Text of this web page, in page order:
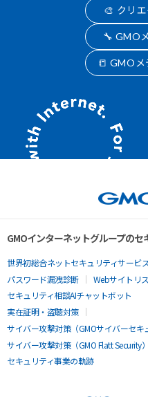
🎨 クリ
🔧 GMO
📒 GMO
GMOインターネットグループの
世界初総合ネットセキュリティサービ
パスワード漏洩診断
Webサイトリ
セキュリティ相談AIチャットボット
実在証明・盗聴対策
サイバー攻撃対策（GMOサイバーセキ
サイバー攻撃対策（GMO Flatt Security）
セキュリティ事業の軌跡